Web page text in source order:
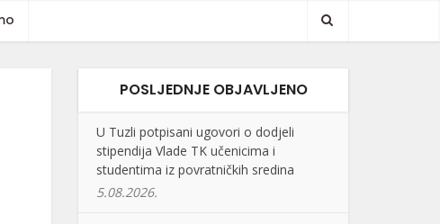
POSLJEDNJE OBJAVLJENO
U Tuzli potpisani ugovori o dodjeli
stipendija Vlade TK učenicima i
studentima iz povratničkih sredina
5.08.2026.